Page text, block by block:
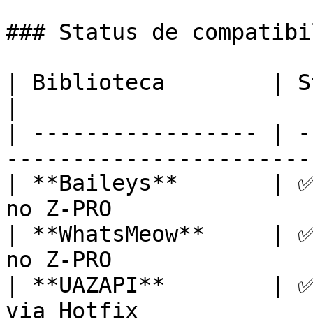
### Status de
| Biblioteca        |
| ----------------- |
| **Baileys**       | ✅
no Z-PRO
| **WhatsMeow**     |
no Z-PRO
| **UAZAPI**        |
via Hotfix